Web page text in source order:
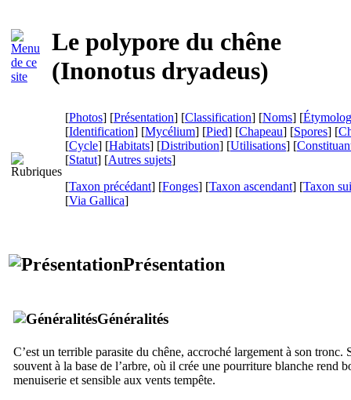
Le polypore du chêne
(Inonotus dryadeus)
[Photos] [Présentation] [Classification] [Noms] [
[Identification] [Mycélium] [Pied] [Chapeau] [Spores] [
[Cycle] [Habitats] [Distribution] [Utilisations] [
[Statut] [Autres sujets]
[Taxon précédant] [Fonges] [Taxon ascendant] [Taxon
[Via Gallica]
Présentation
Généralités
C’est un terrible parasite du chêne, accroché largement à son tronc.
souvent à la base de l’arbre, où il crée une pourriture blanche rend
menuiserie et sensible aux vents tempête.